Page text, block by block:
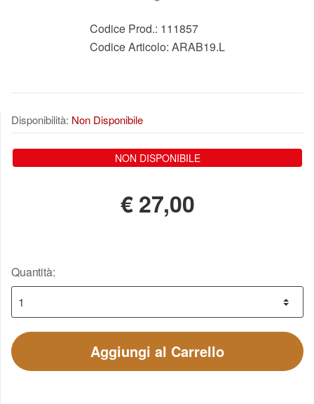
Codice Prod.: 111857
Codice Articolo: ARAB19.L
Disponibilità: Non Disponibile
NON DISPONIBILE
€27,00
Quantità:
Aggiungi al Carrello